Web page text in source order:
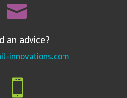

an advice?
innovations.com
